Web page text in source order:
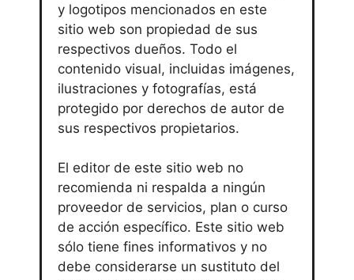
y logotipos mencionados en este
sitio web son propiedad de sus
respectivos dueños. Todo el
contenido visual, incluidas imágenes,
ilustraciones y fotografías, está
protegido por derechos de autor de
sus respectivos propietarios.
El editor de este sitio web no
recomienda ni respalda a ningún
proveedor de servicios, plan o curso
de acción específico. Este sitio web
sólo tiene fines informativos y no
debe considerarse un sustituto del